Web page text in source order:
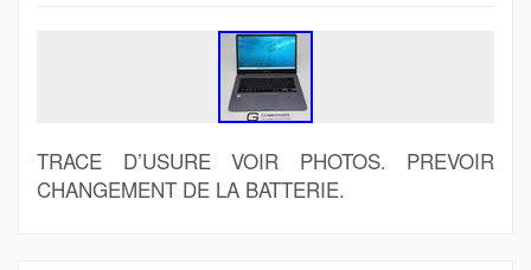
TRACE D’USURE VOIR PHOTOS. PREVOIR
CHANGEMENT DE LA BATTERIE.